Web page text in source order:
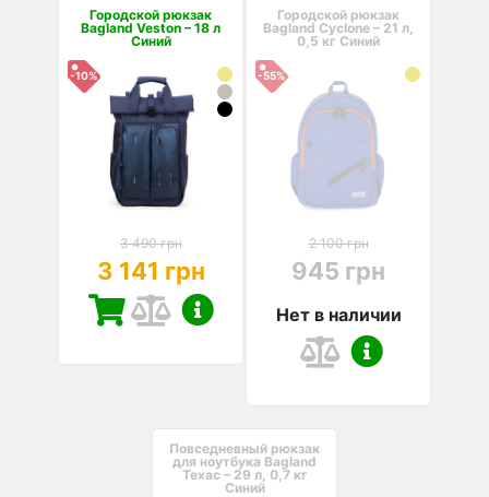
Городской рюкзак
Bagland Veston – 18 л
Синий
-10%
3 490 грн
3 141 грн
Городской рюкзак
Bagland Cyclone – 21 л,
0,5 кг Синий
-55%
2 100 грн
945 грн
Нет в наличии
Повседневный рюкзак
для ноутбука Bagland
Техас – 29 л, 0,7 кг
Синий